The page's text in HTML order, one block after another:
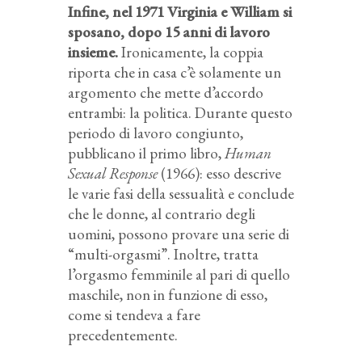
Infine, nel 1971 Virginia e William si
sposano, dopo 15 anni di lavoro
insieme.Ironicamente, la coppia
riporta che in casa c’è solamente un
argomento che mette d’accordo
entrambi: la politica. Durante questo
periodo di lavoro congiunto,
pubblicano il primo libro,Human
Sexual Response(1966): esso descrive
le varie fasi della sessualità e conclude
che le donne, al contrario degli
uomini, possono provare una serie di
“multi-orgasmi”. Inoltre, tratta
l’orgasmo femminile al pari di quello
maschile, non in funzione di esso,
come si tendeva a fare
precedentemente.